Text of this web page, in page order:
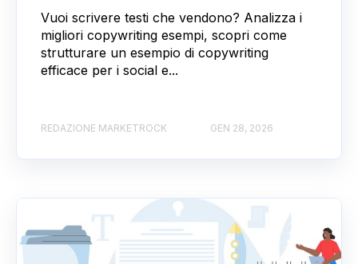
Vuoi scrivere testi che vendono? Analizza i
migliori copywriting esempi, scopri come
strutturare un esempio di copywriting
efficace per i social e...
REDAZIONE MARKETROCK GEN 28, 2026